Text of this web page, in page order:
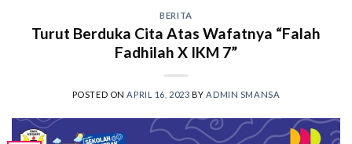
BERITA
Turut Berduka Cita Atas Wafatnya “Falah
Fadhilah X IKM 7”
POSTED ON APRIL 16, 2023 BY ADMIN SMANSA